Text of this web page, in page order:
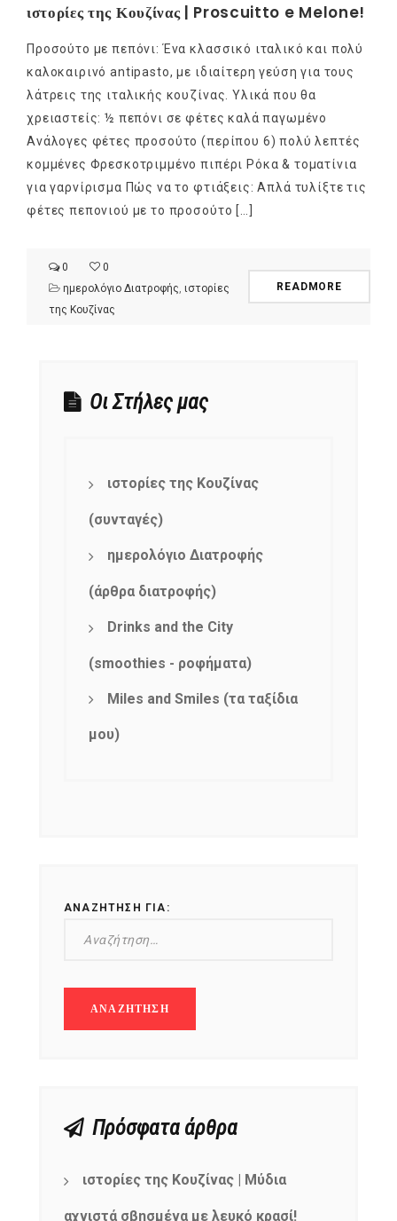
ιστορίες της Κουζίνας | Proscuitto e Melone!
Προσούτο με πεπόνι: Ένα κλασσικό ιταλικό και πολύ
καλοκαιρινό antipasto, με ιδιαίτερη γεύση για τους
λάτρεις της ιταλικής κουζίνας. Υλικά που θα
χρειαστείς: ½ πεπόνι σε φέτες καλά παγωμένο
Ανάλογες φέτες προσούτο (περίπου 6) πολύ λεπτές
κομμένες Φρεσκοτριμμένο πιπέρι Ρόκα & τοματίνια
για γαρνίρισμα Πώς να το φτιάξεις: Απλά τυλίξτε τις
φέτες πεπονιού με το προσούτο […]
0
0
ημερολόγιο Διατροφής, ιστορίες
της Κουζίνας
READMORE
Οι Στήλες μας
ιστορίες της Κουζίνας
(συνταγές)
ημερολόγιο Διατροφής
(άρθρα διατροφής)
Drinks and the City
(smoothies - ροφήματα)
Miles and Smiles (τα ταξίδια
μου)
ΑΝΑΖΉΤΗΣΗ ΓΙΑ:
Πρόσφατα άρθρα
ιστορίες της Κουζίνας | Μύδια
αχνιστά σβησμένα με λευκό κρασί!